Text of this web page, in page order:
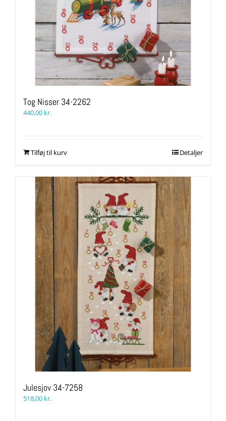
Tog Nisser 34-2262
440,00 kr.
Tilføj til kurv Detaljer
Julesjov 34-7258
518,00 kr.